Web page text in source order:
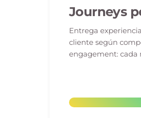
Journeys
Entrega
cliente según
engagement: cada